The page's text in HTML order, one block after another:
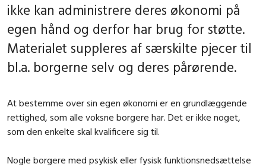
ikke kan administrere deres økonomi på
egen hånd og derfor har brug for støtte.
Materialet suppleres af særskilte pjecer til
bl.a. borgerne selv og deres pårørende.
At bestemme over sin egen økonomi er en grundlæggende
rettighed, som alle voksne borgere har. Det er ikke noget,
som den enkelte skal kvalificere sig til.
Nogle borgere med psykisk eller fysisk funktionsnedsættelse